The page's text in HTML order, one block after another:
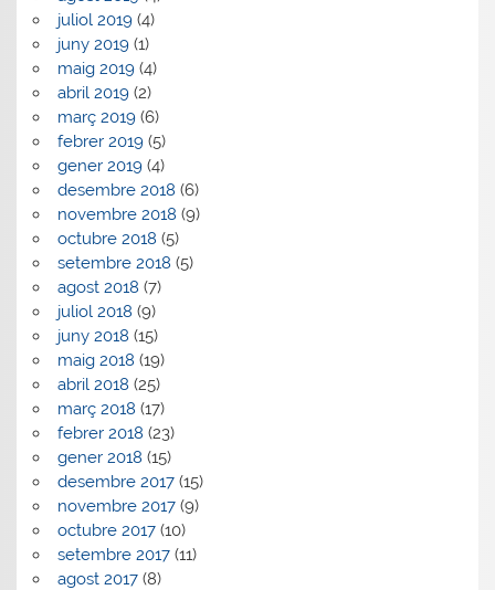
juliol 2019(4)
juny 2019(1)
maig 2019(4)
abril 2019(2)
març 2019(6)
febrer 2019(5)
gener 2019(4)
desembre 2018 (6)
novembre 2018 (9)
octubre 2018 (5)
setembre 2018 (5)
agost 2018 (7)
juliol 2018 (9)
juny 2018 (15)
maig 2018 (19)
abril 2018 (25)
març 2018 (17)
febrer 2018 (23)
gener 2018 (15)
desembre 2017(15)
novembre 2017(9)
octubre 2017(10)
setembre 2017(11)
agost 2017(8)